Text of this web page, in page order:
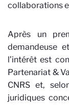
collaborations
Après un
demandeuse
l’intérêt est
Partenariat &
CNRS et,
juridiques